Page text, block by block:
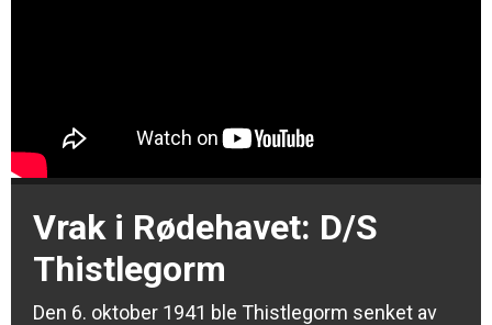
Vrak i Rødehavet: D/S
Thistlegorm
Den 6. oktober 1941 ble Thistlegorm senket av